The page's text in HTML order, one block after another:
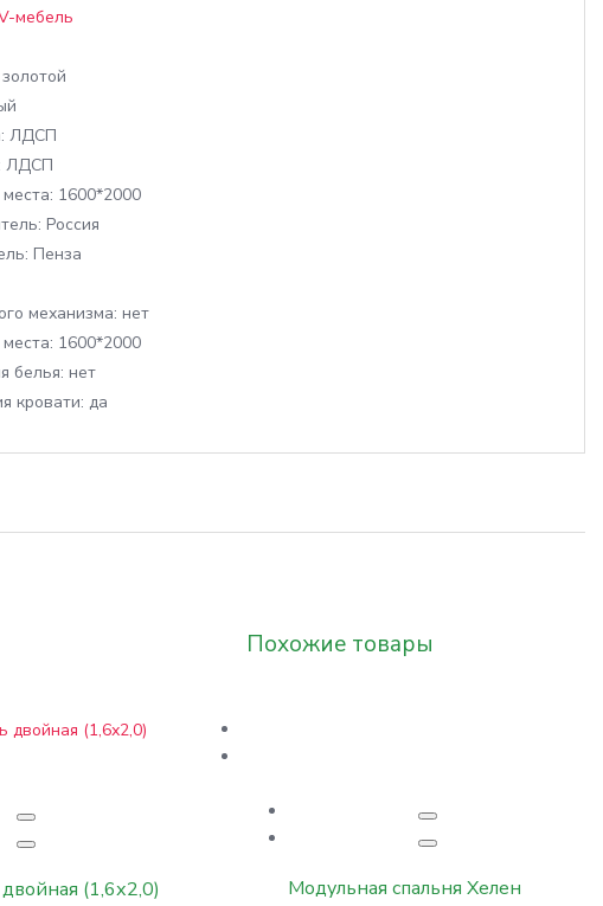
мебель
ЛДСП
ЛДСП
1600*2000
Россия
Пенза
механизма: нет
1600*2000
белья: нет
кровати: да
(1,6х2,0)
Похожие товары
Модульная спальня Хелен